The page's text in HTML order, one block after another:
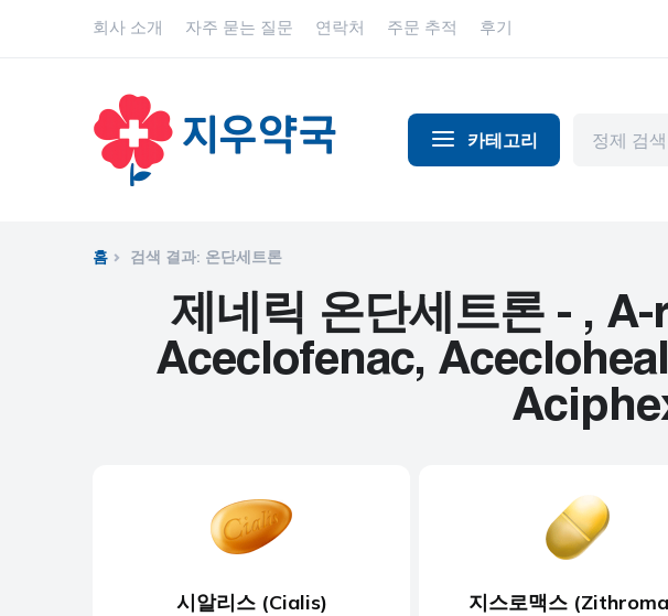
회사 소개 자주 묻는 질문 연락처 주문 추적 후기
카테고리
동물 건강
항염증제
항기생충제
뷰티 제
피임
내부용
발기부
홈 검색 결과: 온단세트론
제네릭 온단세트론 - ,
Aceclofenac,
시알리스 (Cialis) 지스로맥스